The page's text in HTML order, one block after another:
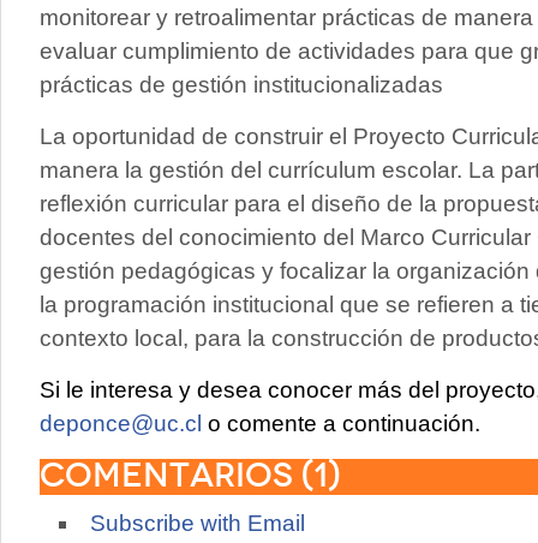
monitorear y retroalimentar prácticas de
evaluar cumplimiento de actividades para que
prácticas de gestión institucionalizadas
La oportunidad de construir el Proyecto
manera la gestión del currículum escolar. La
reflexión curricular para el diseño de la
docentes del conocimiento del Marco
gestión pedagógicas y focalizar la
la programación institucional que se refieren a
contexto local, para la construcción de
Si le interesa y desea conocer más del
deponce@uc.cl o comente a continuación.
Comentarios (1)
Subscribe with Email